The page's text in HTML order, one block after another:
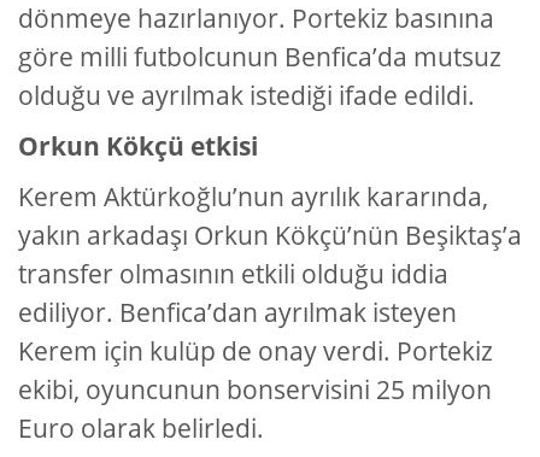
dönmeye hazırlanıyor. Portekiz basınına
göre milli futbolcunun Benfica’da mutsuz
olduğu ve ayrılmak istediği ifade edildi.
Orkun Kökçü etkisi
Kerem Aktürkoğlu’nun ayrılık kararında,
yakın arkadaşı Orkun Kökçü’nün Beşiktaş’a
transfer olmasının etkili olduğu iddia
ediliyor. Benfica’dan ayrılmak isteyen
Kerem için kulüp de onay verdi. Portekiz
ekibi, oyuncunun bonservisini 25 milyon
Euro olarak belirledi.